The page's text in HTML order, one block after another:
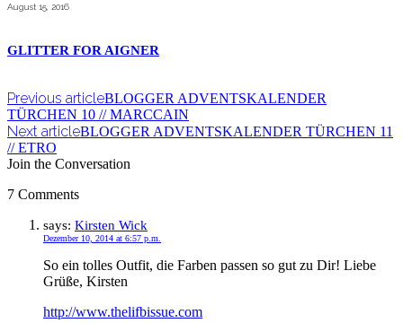
August 15, 2016
GLITTER FOR AIGNER
Previous articleBLOGGER ADVENTSKALENDER
TÜRCHEN 10 // MARCCAIN
Next articleBLOGGER ADVENTSKALENDER TÜRCHEN 11
// ETRO
Join the Conversation
7 Comments
says: Kirsten Wick
Dezember 10, 2014 at 6:57 p.m.
So ein tolles Outfit, die Farben passen so gut zu Dir! Liebe
Grüße, Kirsten
http://www.thelifbissue.com